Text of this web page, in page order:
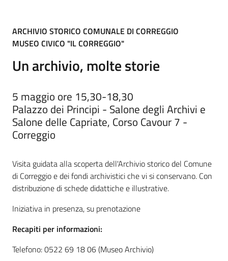
Programmi
Progetti
Mediateca
Giuseppe
Guglielmi
Seguici
su
ARCHIVIO STORICO COMUNALE DI CORREGGIO
MUSEO CIVICO "IL CORREGGIO"
Un archivio, molte storie
5 maggio ore 15,30-18,30
Palazzo dei Principi - Salone degli Archivi e
Salone delle Capriate, Corso Cavour 7 -
Correggio
Visita guidata alla scoperta dell'Archivio storico del Comune
di Correggio e dei fondi archivistici che vi si conservano. Con
distribuzione di schede didattiche e illustrative.
Iniziativa in presenza, su prenotazione
Recapiti per informazioni:
Telefono: 0522 69 18 06 (Museo Archivio)